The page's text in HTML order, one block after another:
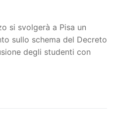
si svolgerà a Pisa un
sullo schema del Decreto
degli studenti con